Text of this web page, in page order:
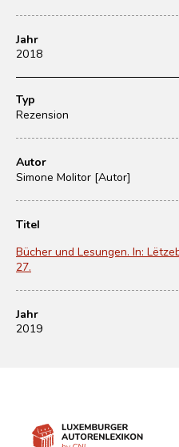
Jahr
2018
Typ
Rezension
Autor
Simone Molitor [Autor]
Titel
Bücher und Lesungen. In:
27.
Jahr
2019